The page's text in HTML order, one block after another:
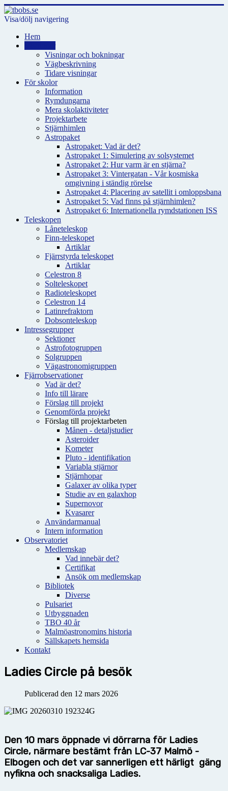
Visa/dölj navigering
Hem
Visningar och bokningar
Vägbeskrivning
Tidare visningar
För skolor
Information
Rymdungarna
Mera skolaktiviteter
Projektarbete
Stjärnhimlen
Astropaket
Astropaket: Vad är det?
Astropaket 1: Simulering av solsystemet
Astropaket 2: Hur varm är en stjärna?
Astropaket 3: Vintergatan - Vår kosmiska
omgivning i ständig rörelse
Astropaket 4: Placering av satellit i omloppsbana
Astropaket 5: Vad finns på stjärnhimlen?
Astropaket 6: Internationella rymdstationen ISS
Teleskopen
Låneteleskop
Finn-teleskopet
Artiklar
Fjärrstyrda teleskopet
Artiklar
Celestron 8
Solteleskopet
Radioteleskopet
Celestron 14
Latinrefraktorn
Dobsonteleskop
Intressegrupper
Sektioner
Astrofotogruppen
Solgruppen
Vägastronomigruppen
Fjärrobservationer
Vad är det?
Info till lärare
Förslag till projekt
Genomförda projekt
Förslag till projektarbeten
Månen - detaljstudier
Asteroider
Kometer
Pluto - identifikation
Variabla stjärnor
Stjärnhopar
Galaxer av olika typer
Studie av en galaxhop
Supernovor
Kvasarer
Användarmanual
Intern information
Observatoriet
Medlemskap
Vad innebär det?
Certifikat
Ansök om medlemskap
Bibliotek
Diverse
Pulsariet
Utbyggnaden
TBO 40 år
Malmöastronomins historia
Sällskapets hemsida
Kontakt
Ladies Circle på besök
Publicerad den 12 mars 2026
Den 10 mars öppnade vi dörrarna för Ladies
Circle, närmare bestämt från LC-37 Malmö -
Elbogen och det var sannerligen ett härligt gäng
nyfikna och snacksaliga Ladies.